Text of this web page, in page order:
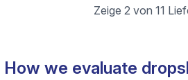
Zeige 2 von 11
How we evaluate